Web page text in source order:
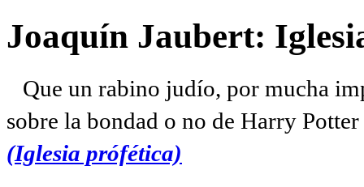
Joaquín Jaubert:
Que un rabino judío, por mucha
sobre la bondad o no de Harry
(Iglesia prófética)